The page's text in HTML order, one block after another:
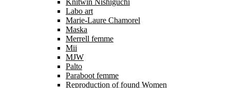
Knitwin Nishiguchi
Labo art
Marie-Laure Chamorel
Maska
Merrell femme
Mii
MJW
Palto
Paraboot femme
Reproduction of found Women